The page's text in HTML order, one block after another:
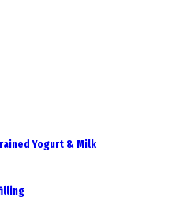
Yogurt & Milk